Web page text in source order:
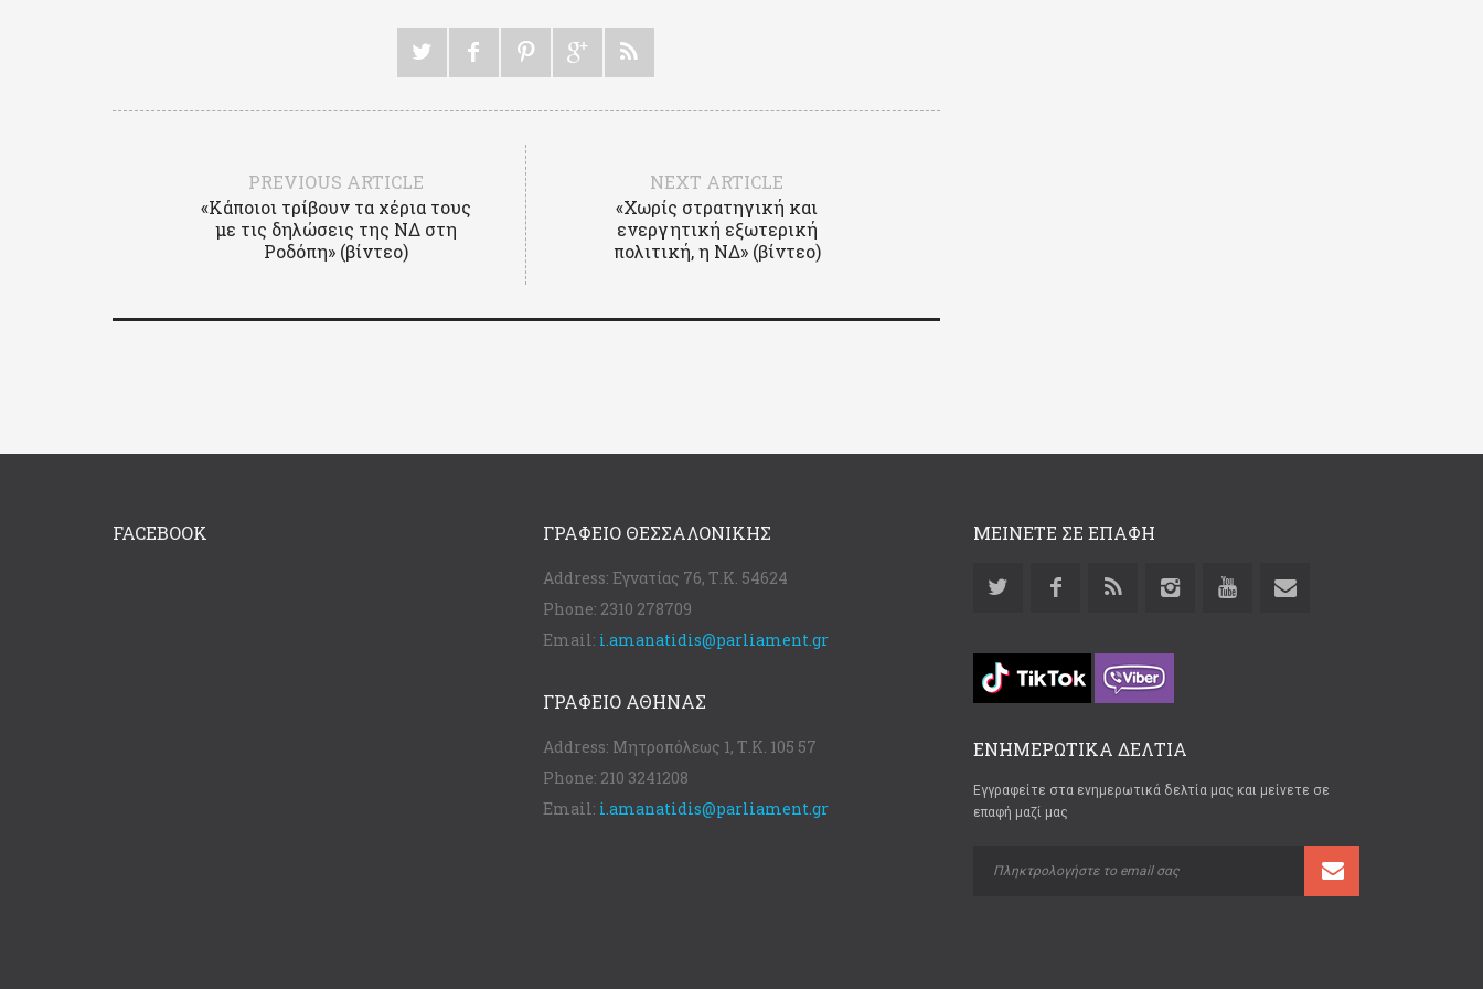
PREVIOUS ARTICLE
«Κάποιοι τρίβουν τα χέρια τους
με τις δηλώσεις της ΝΔ στη
Ροδόπη» (βίντεο)
NEXT ARTICLE
«Χωρίς στρατηγική και
ενεργητική εξωτερική
πολιτική, η ΝΔ» (βίντεο)
FACEBOOK ΓΡΑΦΕΊΟ ΘΕΣΣΑΛΟΝΊΚΗΣ
Address: Εγνατίας 76, Τ.Κ. 54624
Phone: 2310 278709
Email: i.amanatidis@parliament.gr
ΓΡΑΦΕΊΟ ΑΘΉΝΑΣ
Address: Μητροπόλεως 1, Τ.Κ. 105 57
Phone: 210 3241208
Email: i.amanatidis@parliament.gr
ΜΕΙΝΕΤΕ ΣΕ ΕΠΑΦΗ
ΕΝΗΜΕΡΩΤΙΚΑ ΔΕΛΤΙΑ
Εγγραφείτε στα ενημερωτικά δελτία μας και μείνετε σε
επαφή μαζί μας